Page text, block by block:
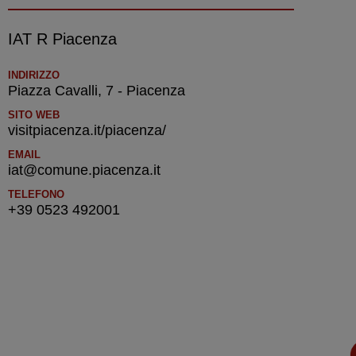
IAT R Piacenza
INDIRIZZO
Piazza Cavalli, 7 - Piacenza
SITO WEB
visitpiacenza.it/piacenza/
EMAIL
iat@comune.piacenza.it
TELEFONO
+39 0523 492001